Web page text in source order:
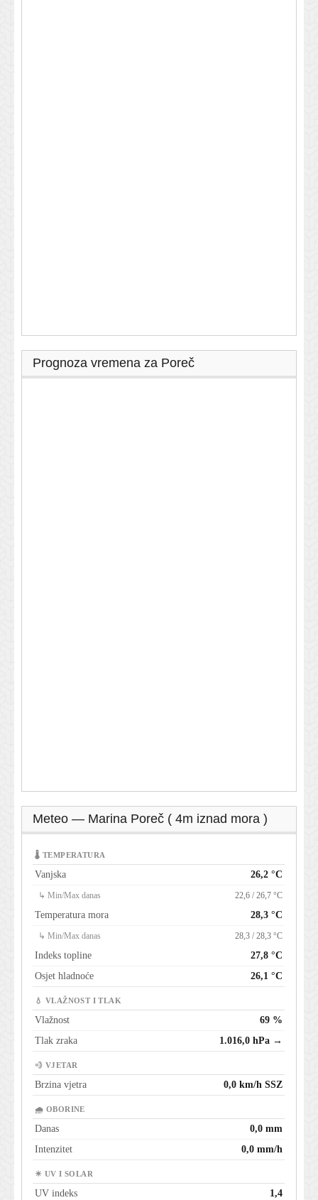
Prognoza vremena za Poreč
Meteo — Marina Poreč ( 4m iznad mora )
🌡 TEMPERATURA
Vanjska 26,2 °C
↳ Min/Max danas 22,6 / 26,7 °C
Temperatura mora 28,3 °C
↳ Min/Max danas 28,3 / 28,3 °C
Indeks topline
27,8 °C
Osjet hladnoće
26,1 °C
💧 VLAŽNOST I TLAK
Vlažnost
69 %
Tlak zraka
1.016,0 hPa →
💨 VJETAR
Brzina vjetra 0,0 km/h SSZ
🌧 OBORINE
Danas
0,0 mm
Intenzitet
0,0 mm/h
☀ UV I SOLAR
UV indeks
1,4